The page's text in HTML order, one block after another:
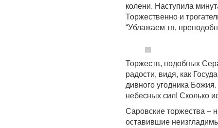
колени. Наступила
Торжественно и
“Ублажаем тя,
Торжеств, подобных
радости, видя, как
дивного угодника
небесных сил! Сколько
Саровские торжества –
оставившие